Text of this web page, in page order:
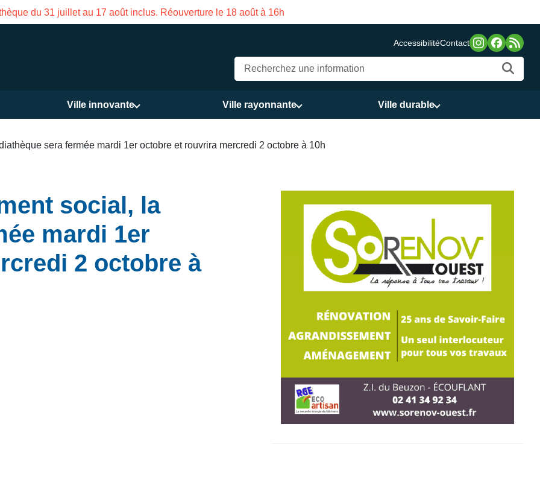
du 31 juillet au 17 août inclus. Réouverture le 18 août à 16h
AccessibilitéContact
Ville innovante Ville rayonnante Ville durable
sera fermée mardi 1er octobre et rouvrira mercredi 2 octobre à 10h
social, la
mardi 1er
2 octobre à